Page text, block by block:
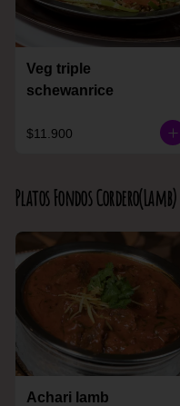
Veg triple
schewanrice
$11.900
Platos Fondos Cordero(Lamb)
Achari lamb